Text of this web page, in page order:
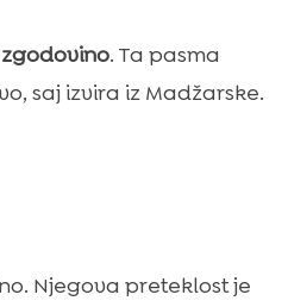
. Ta pasma
saj izvira iz Madžarske.
Njegova preteklost je